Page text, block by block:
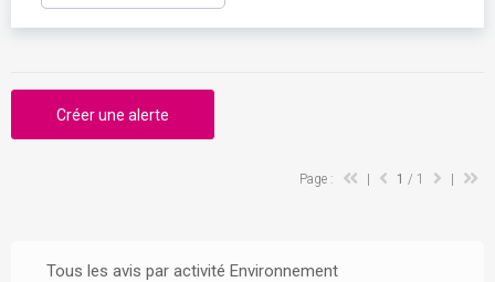
Tous les avis par activité Environnement
Créer une alerte
Page : 1 / 1